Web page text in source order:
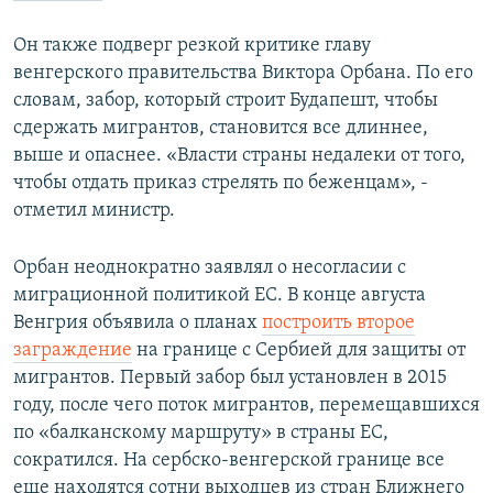
Он также подверг резкой критике главу
венгерского правительства Виктора Орбана. По его
словам, забор, который строит Будапешт, чтобы
сдержать мигрантов, становится все длиннее,
выше и опаснее. «Власти страны недалеки от того,
чтобы отдать приказ стрелять по беженцам», -
отметил министр.
Орбан неоднократно заявлял о несогласии с
миграционной политикой ЕС. В конце августа
Венгрия объявила о планах построить второе
заграждение на границе с Сербией для защиты от
мигрантов. Первый забор был установлен в 2015
году, после чего поток мигрантов, перемещавшихся
по «балканскому маршруту» в страны ЕС,
сократился. На сербско-венгерской границе все
еще находятся сотни выходцев из стран Ближнего